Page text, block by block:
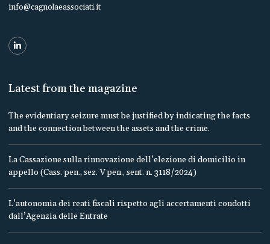
info@cagnolaeassociati.it
Latest from the magazine
The evidentiary seizure must be justified by indicating the facts
and the connection between the assets and the crime.
La Cassazione sulla rinnovazione dell’elezione di domicilio in
appello (Cass. pen., sez. V pen., sent. n. 3118/2024)
L’autonomia dei reati fiscali rispetto agli accertamenti condotti
dall’Agenzia delle Entrate